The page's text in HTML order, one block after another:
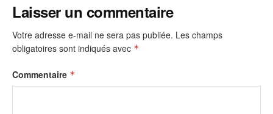
Laisser un commentaire
Votre adresse e-mail ne sera pas publiée. Les champs
obligatoires sont indiqués avec *
Commentaire *